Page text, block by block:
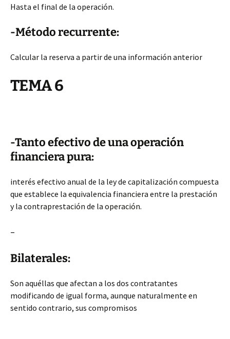
Hasta el final de la operación.
-Método recurrente:
Calcular la reserva a partir de una información anterior
TEMA 6
-Tanto efectivo de una operación
financiera pura:
interés efectivo anual de la ley de capitalización compuesta
que establece la equivalencia financiera entre la prestación
y la contraprestación de la operación.
–
Bilaterales:
Son aquéllas que afectan a los dos contratantes
modificando de igual forma, aunque naturalmente en
sentido contrario, sus compromisos